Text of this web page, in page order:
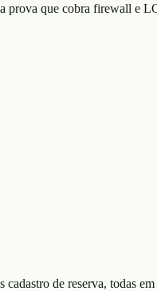
prova que cobra firewall e
de reserva, todas